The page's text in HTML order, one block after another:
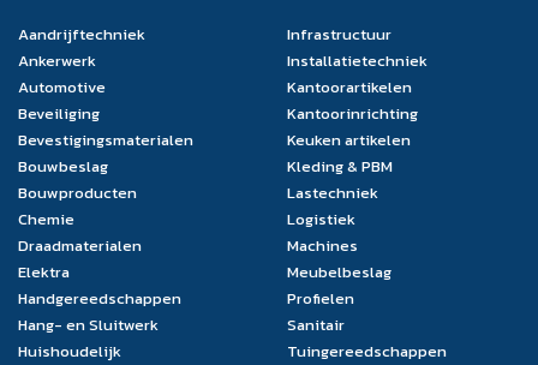
Aandrijftechniek
Ankerwerk
Automotive
Beveiliging
Bevestigingsmaterialen
Bouwbeslag
Bouwproducten
Chemie
Draadmaterialen
Elektra
Handgereedschappen
Hang- en Sluitwerk
Huishoudelijk
Infrastructuur
Installatietechniek
Kantoorartikelen
Kantoorinrichting
Keuken artikelen
Kleding & PBM
Lastechniek
Logistiek
Machines
Meubelbeslag
Profielen
Sanitair
Tuingereedschappen